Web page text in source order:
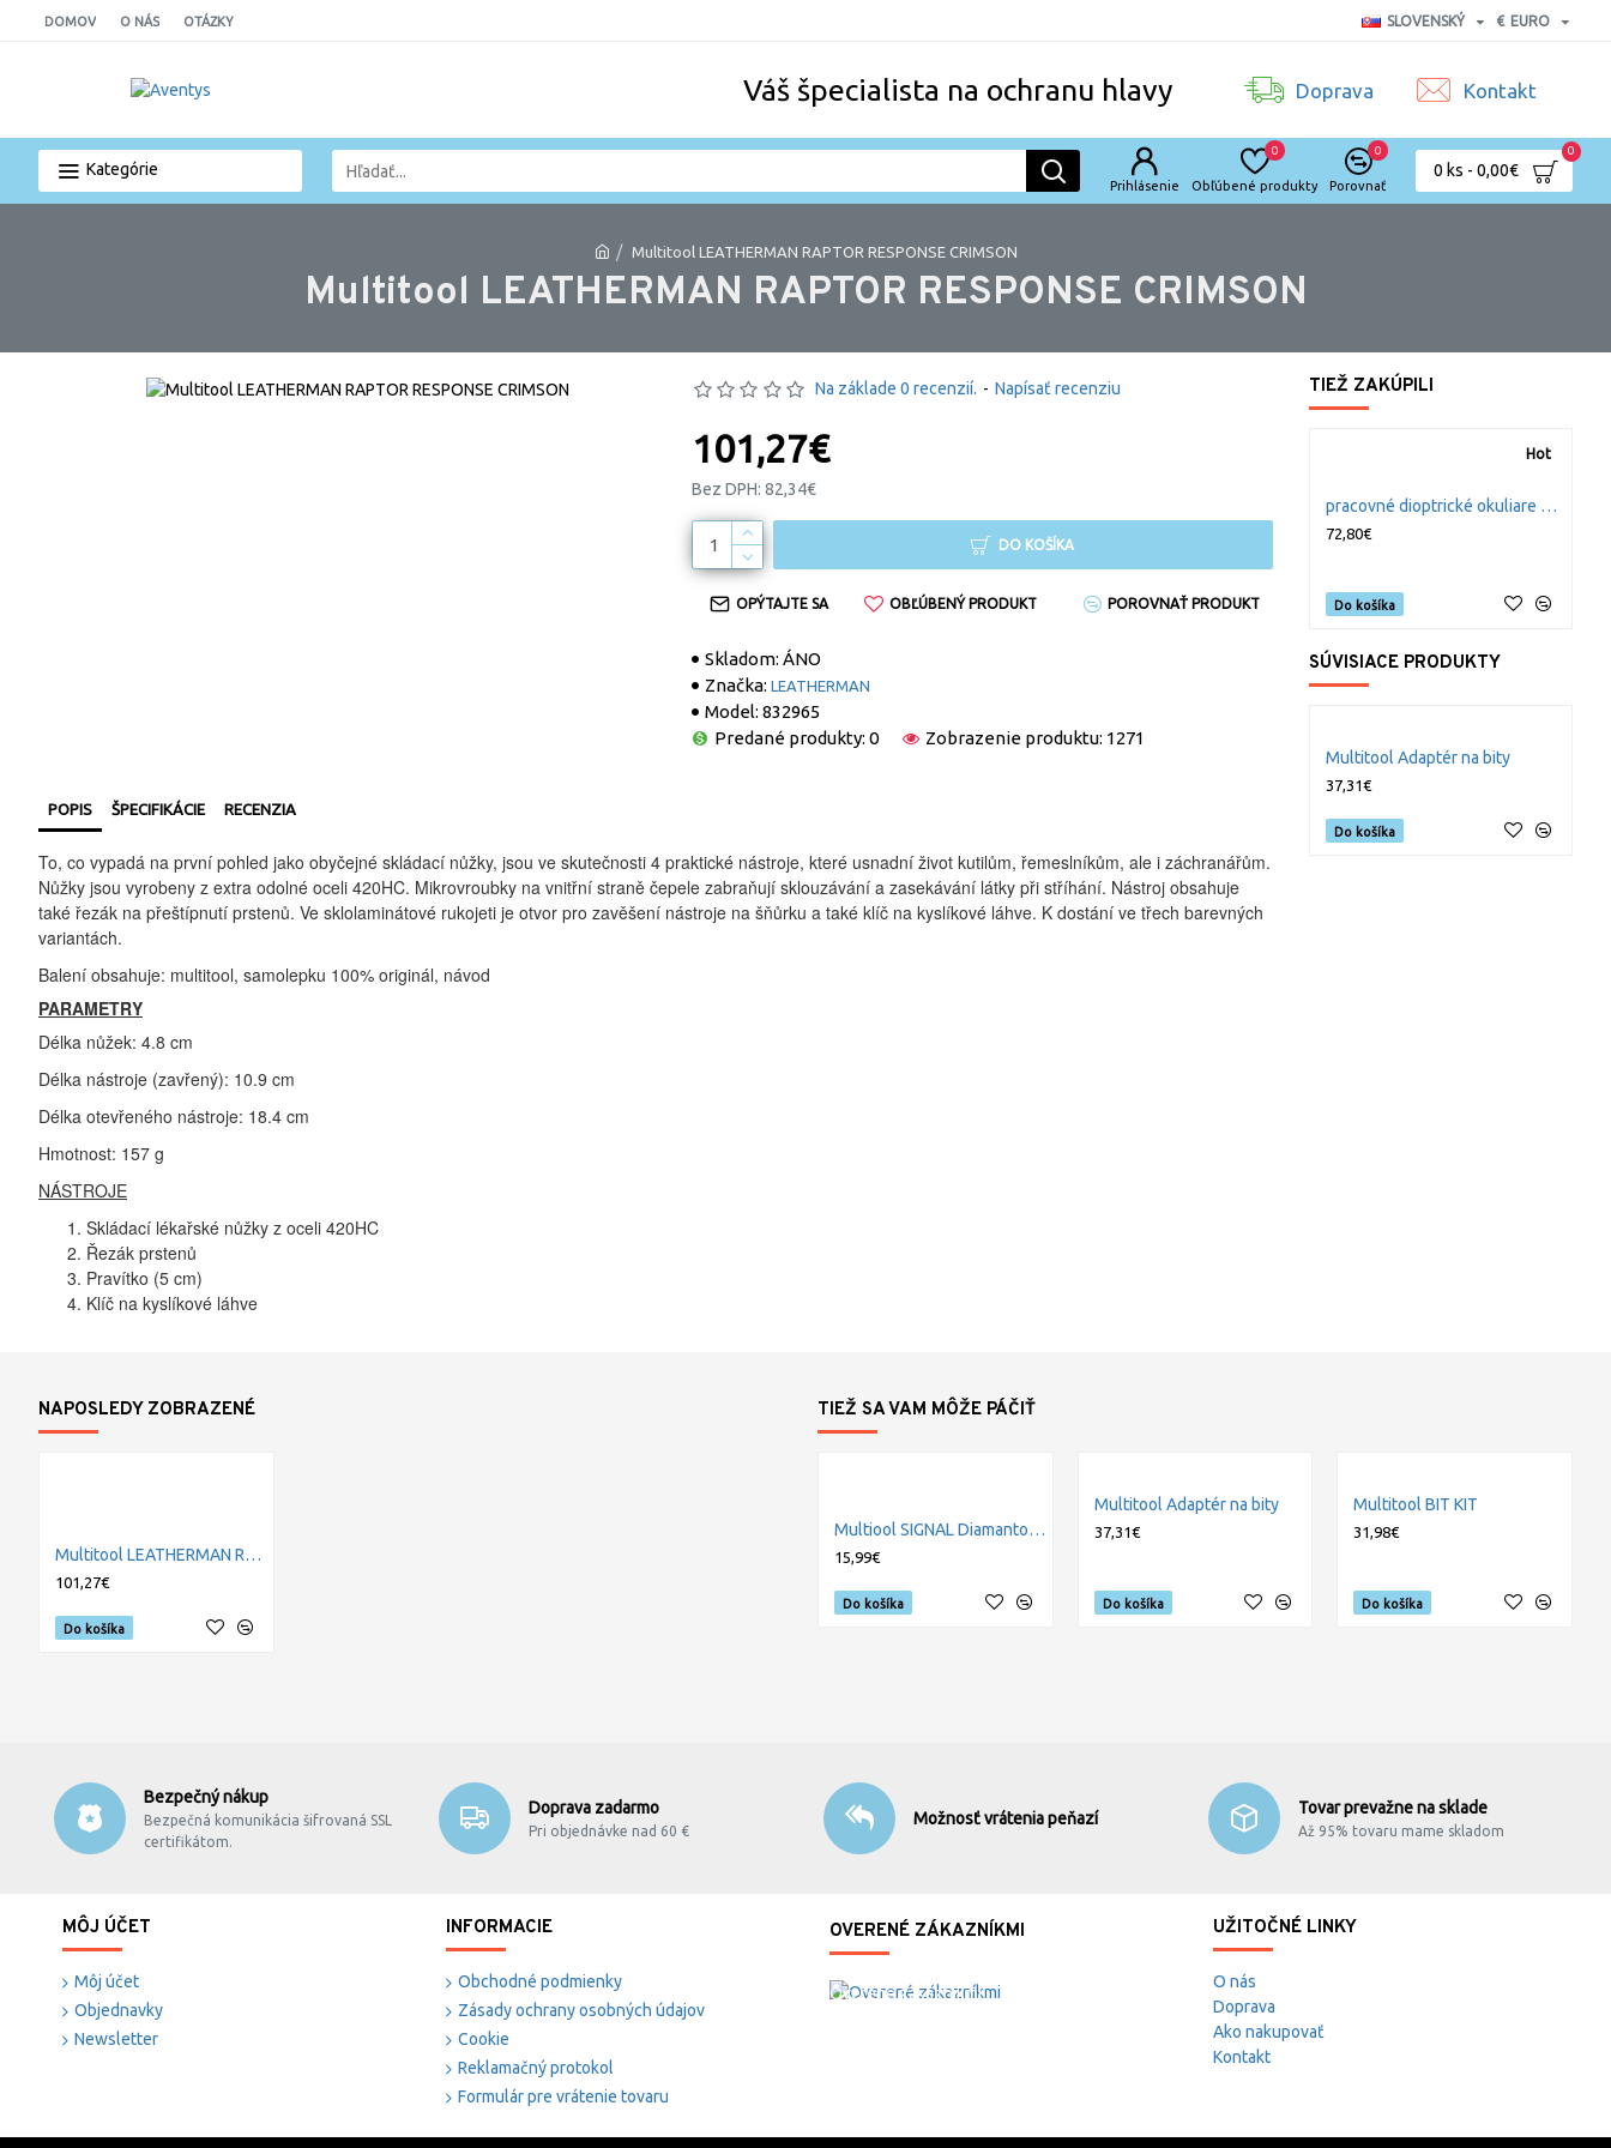
DOMOV O NÁS OTÁZKY SLOVENSKÝ € EURO
Váš špecialista na ochranu hlavy Doprava Kontakt
Kategórie
Prihlásenie Obľúbené produkty
0
Porovnať
0
0 ks - 0,00€
0
Multitool LEATHERMAN RAPTOR RESPONSE CRIMSON
Multitool LEATHERMAN RAPTOR RESPONSE CRIMSON
Skladom: ÁNO
Značka: LEATHERMAN
Model: 832965
Predané produkty: 0
Zobrazenie produktu: 1271
Na základe 0 recenzií. - Napísať recenziu
101,27€
Bez DPH: 82,34€
DO KOŠÍKA
OPÝTAJTE SA OBĽÚBENÝ PRODUKT POROVNAŤ PRODUKT
POPIS ŠPECIFIKÁCIE RECENZIA
To, co vypadá na první pohled jako obyčejné skládací nůžky, jsou ve skutečnosti 4 praktické nástroje, které usnadní život kutilům, řemeslníkům, ale i záchranářům.
Nůžky jsou vyrobeny z extra odolné oceli 420HC. Mikrovroubky na vnitřní straně čepele zabraňují sklouzávání a zasekávání látky při stříhání. Nástroj obsahuje
také řezák na přeštípnutí prstenů. Ve sklolaminátové rukojeti je otvor pro zavěšení nástroje na šňůrku a také klíč na kyslíkové láhve. K dostání ve třech barevných
variantách.
Balení obsahuje: multitool, samolepku 100% originál, návod
PARAMETRY
Délka nůžek: 4.8 cm
Délka nástroje (zavřený): 10.9 cm
Délka otevřeného nástroje: 18.4 cm
Hmotnost: 157 g
NÁSTROJE
Skládací lékařské nůžky z oceli 420HC
Řezák prstenů
Pravítko (5 cm)
Klíč na kyslíkové láhve
TIEŽ ZAKÚPILI
Hot
pracovné dioptrické okuliare Bolle B809 veľkosť L
72,80€
Do košíka
SÚVISIACE PRODUKTY
Multitool Adaptér na bity
37,31€
Do košíka
NAPOSLEDY ZOBRAZENÉ
Multitool LEATHERMAN RAPTOR RESPONSE CRIMSON
101,27€
Do košíka
TIEŽ SA VAM MÔŽE PÁČIŤ
Multiool SIGNAL Diamantový brousek
15,99€
Do košíka
Multitool Adaptér na bity
37,31€
Do košíka
Multitool BIT KIT
31,98€
Do košíka
Bezpečný nákup
Bezpečná komunikácia šifrovaná SSL
certifikátom.
Doprava zadarmo
Pri objednávke nad 60 €
Možnosť vrátenia peňazí
Tovar prevažne na sklade
Až 95% tovaru mame skladom
MÔJ ÚČET
Môj účet
Objednavky
Newsletter
INFORMACIE
Obchodné podmienky
Zásady ochrany osobných údajov
Cookie
Reklamačný protokol
Formulár pre vrátenie tovaru
OVERENÉ ZÁKAZNÍKMI
Overené zákazníkmi
UŽITOČNÉ LINKY
O nás
Doprava
Ako nakupovať
Kontakt